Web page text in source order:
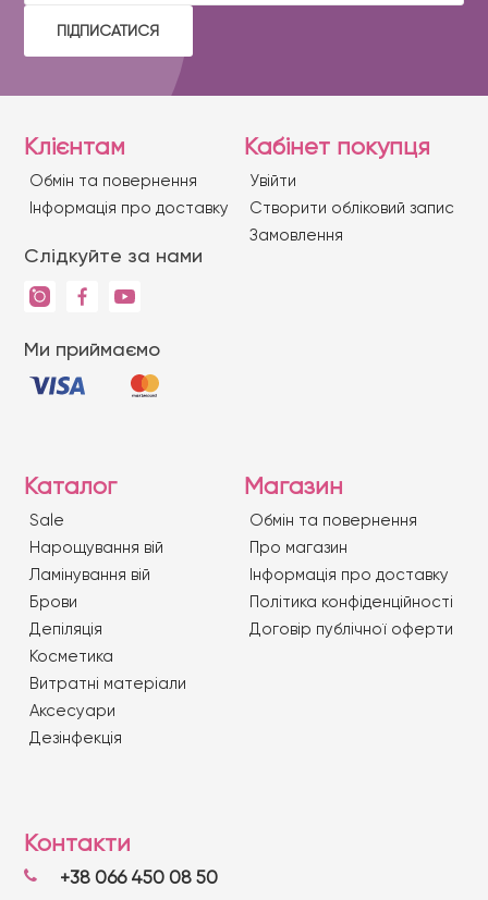
ПІДПИСАТИСЯ
Клієнтам
Обмін та повернення
Iнформація про доставку
Слідкуйте за нами
Ми приймаємо
Кабінет покупця
Увійти
Створити обліковий запис
Замовлення
Каталог
Sale
Нарощування вій
Ламінування вій
Брови
Депіляція
Косметика
Витратні матеріали
Аксесуари
Дезінфекція
Магазин
Обмін та повернення
Про магазин
Iнформація про доставку
Політика конфіденційності
Договір публічної оферти
Контакти
+38 066 450 08 50